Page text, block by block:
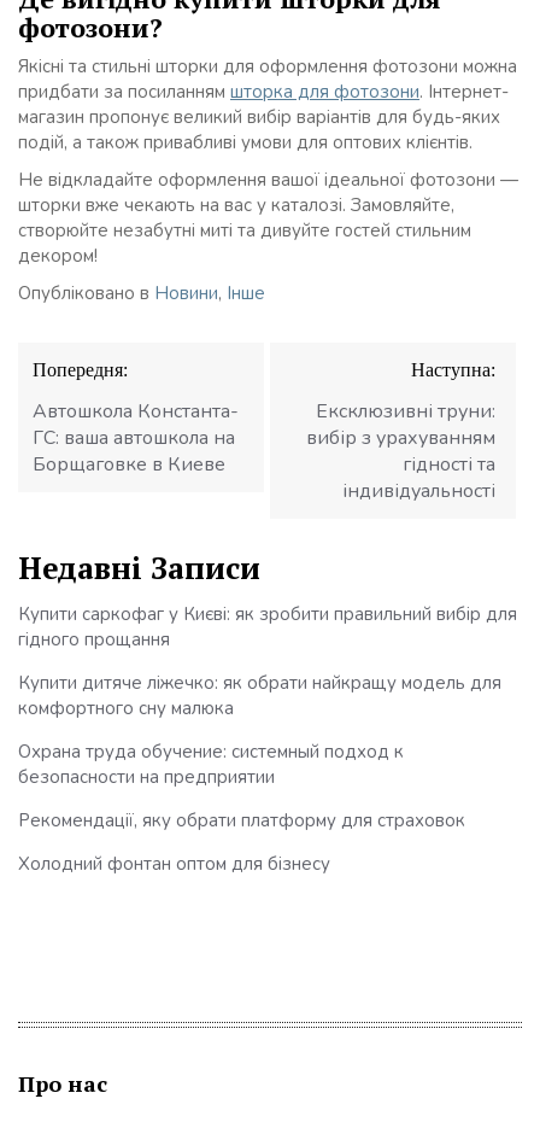
фотозони?
Якісні та стильні шторки для оформлення фотозони можна
придбати за посиланням шторка для фотозони. Інтернет-
магазин пропонує великий вибір варіантів для будь-яких
подій, а також привабливі умови для оптових клієнтів.
Не відкладайте оформлення вашої ідеальної фотозони —
шторки вже чекають на вас у каталозі. Замовляйте,
створюйте незабутні миті та дивуйте гостей стильним
декором!
Опубліковано в Новини, Інше
Навігація
записів
Попередня:
Автошкола Константа-
ГС: ваша автошкола на
Борщаговке в Киеве
Наступна:
Ексклюзивні труни:
вибір з урахуванням
гідності та
індивідуальності
Недавні Записи
Купити саркофаг у Києві: як зробити правильний вибір для
гідного прощання
Купити дитяче ліжечко: як обрати найкращу модель для
комфортного сну малюка
Охрана труда обучение: системный подход к
безопасности на предприятии
Рекомендації, яку обрати платформу для страховок
Холодний фонтан оптом для бізнесу
Про нас